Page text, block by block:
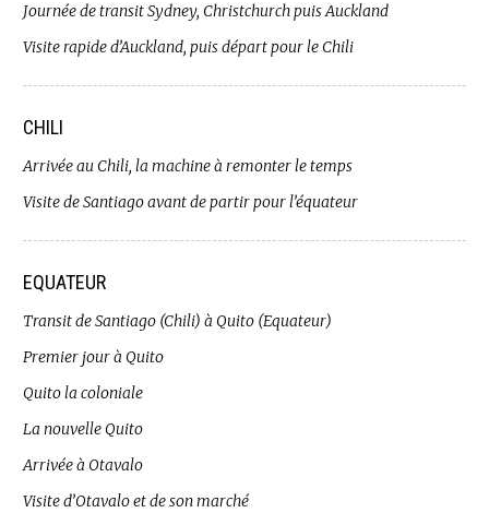
Journée de transit Sydney, Christchurch puis Auckland
Visite rapide d’Auckland, puis départ pour le Chili
CHILI
Arrivée au Chili, la machine à remonter le temps
Visite de Santiago avant de partir pour l’équateur
EQUATEUR
Transit de Santiago (Chili) à Quito (Equateur)
Premier jour à Quito
Quito la coloniale
La nouvelle Quito
Arrivée à Otavalo
Visite d’Otavalo et de son marché